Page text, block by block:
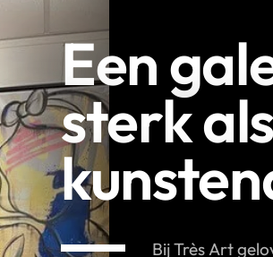
Een
sterk
Bij Très Art